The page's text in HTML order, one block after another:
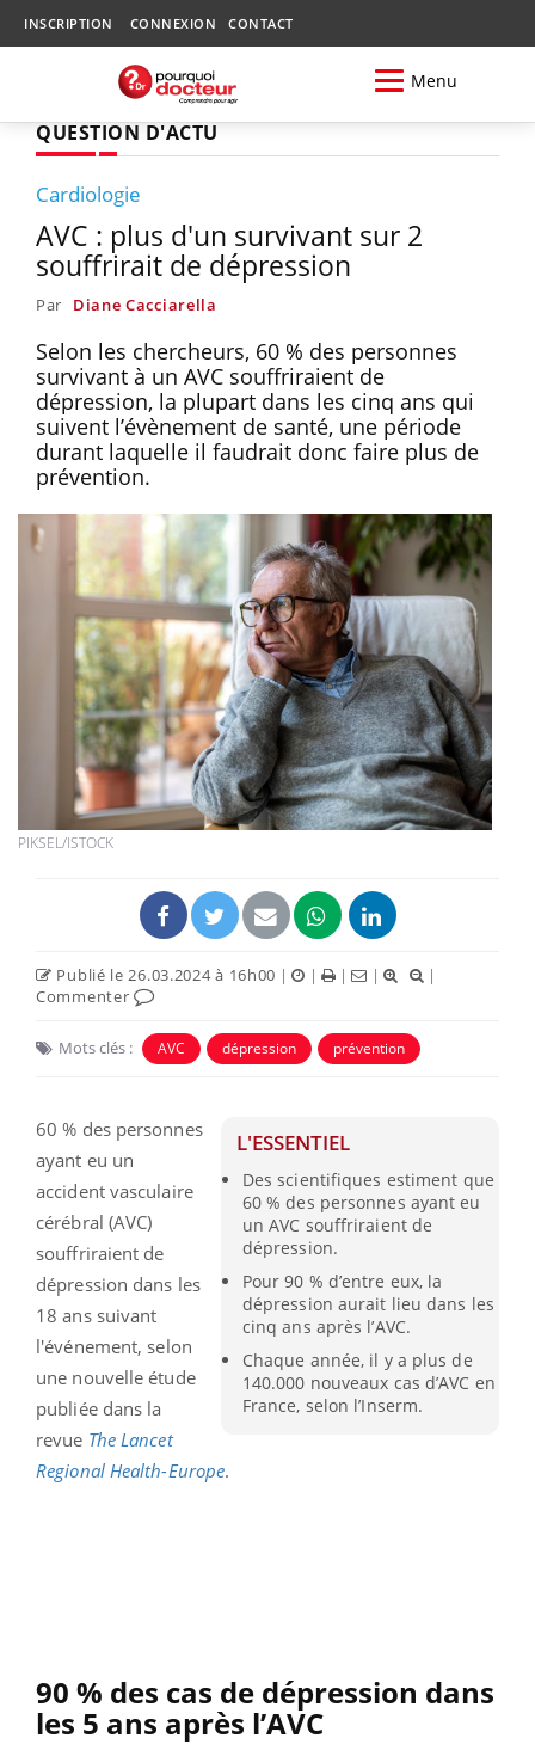
INSCRIPTION CONNEXION CONTACT
Menu
QUESTION D'ACTU
Cardiologie
AVC : plus d'un survivant sur 2
souffrirait de dépression
Par Diane Cacciarella
Selon les chercheurs, 60 % des personnes
survivant à un AVC souffriraient de
dépression, la plupart dans les cinq ans qui
suivent l’évènement de santé, une période
durant laquelle il faudrait donc faire plus de
prévention.
PIKSEL/ISTOCK
Publié le 26.03.2024 à 16h00 | | | |
|
Commenter
Mots clés : AVC dépression prévention
L'ESSENTIEL
Des scientifiques estiment que
60 % des personnes ayant eu
un AVC souffriraient de
dépression.
Pour 90 % d’entre eux, la
dépression aurait lieu dans les
cinq ans après l’AVC.
Chaque année, il y a plus de
140.000 nouveaux cas d’AVC en
France, selon l’Inserm.
60 % des personnes
ayant eu un
accident vasculaire
cérébral (AVC)
souffriraient de
dépression dans les
18 ans suivant
l'événement, selon
une nouvelle étude
publiée dans la
revue The Lancet
Regional Health-Europe.
90 % des cas de dépression dans
les 5 ans après l’AVC